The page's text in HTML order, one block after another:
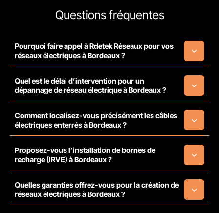
Questions fréquentes
Pourquoi faire appel à Rdetek Réseaux pour vos
réseaux électriques à Bordeaux ?
Quel est le délai d’intervention pour un
dépannage de réseau électrique à Bordeaux ?
Comment localisez-vous précisément les câbles
électriques enterrés à Bordeaux ?
Proposez-vous l’installation de bornes de
recharge (IRVE) à Bordeaux ?
Quelles garanties offrez-vous pour la création de
réseaux électriques à Bordeaux ?